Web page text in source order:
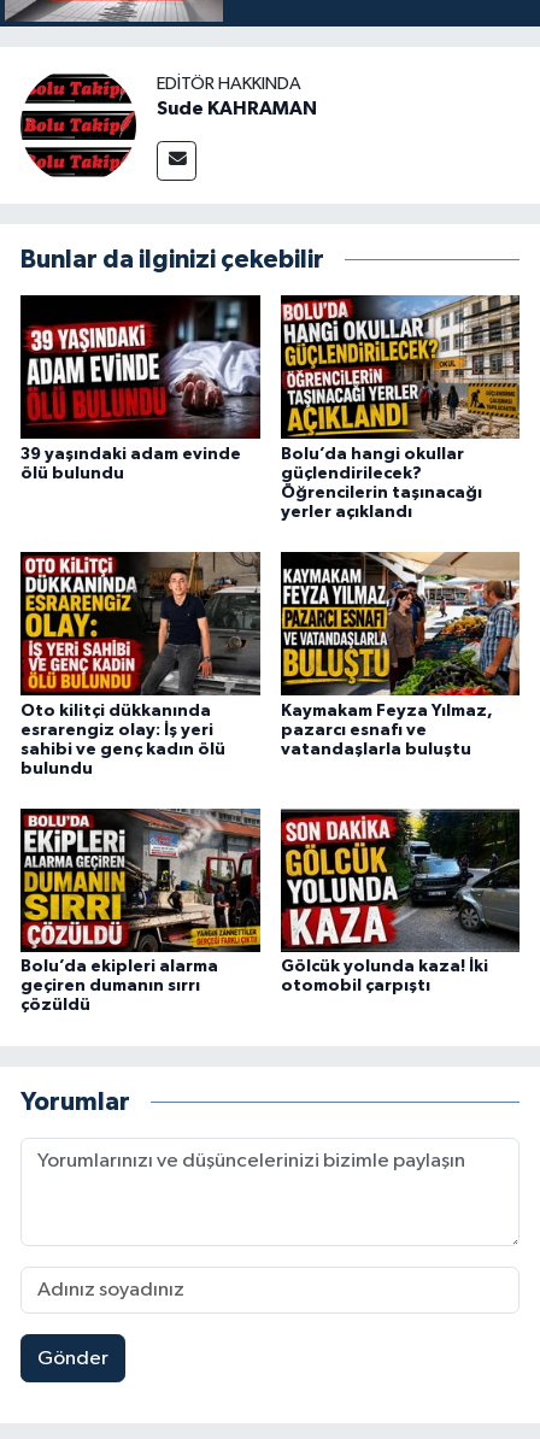
EDITÖR HAKKINDA
Sude KAHRAMAN
Bunlar da ilginizi çekebilir
39 yaşındaki adam evinde
ölü bulundu
Bolu’da hangi okullar
güçlendirilecek?
Öğrencilerin taşınacağı
yerler açıklandı
Oto kilitçi dükkanında
esrarengiz olay: İş yeri
sahibi ve genç kadın ölü
bulundu
Kaymakam Feyza Yılmaz,
pazarcı esnafı ve
vatandaşlarla buluştu
Bolu’da ekipleri alarma
geçiren dumanın sırrı
çözüldü
Gölcük yolunda kaza! İki
otomobil çarpıştı
Yorumlar
Gönder